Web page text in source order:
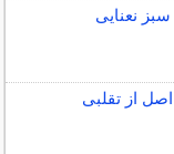
نعنایی
از تقلبی